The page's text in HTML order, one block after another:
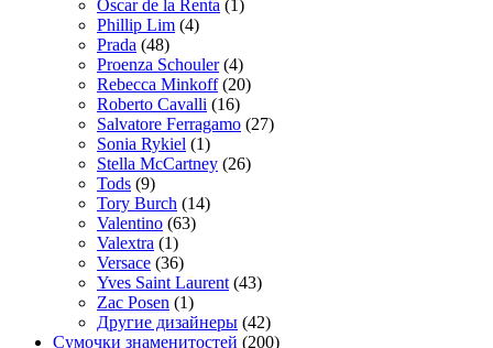
Oscar de la Renta (1)
Phillip Lim (4)
Prada (48)
Proenza Schouler(4)
Rebecca Minkoff(20)
Roberto Cavalli (16)
Salvatore Ferragamo (27)
Sonia Rykiel (1)
Stella McCartney (26)
Tods (9)
Tory Burch (14)
Valentino (63)
Valextra (1)
Versace (36)
Yves Saint Laurent (43)
Zac Posen (1)
Другие дизайнеры (42)
Сумочки знаменитостей (200)